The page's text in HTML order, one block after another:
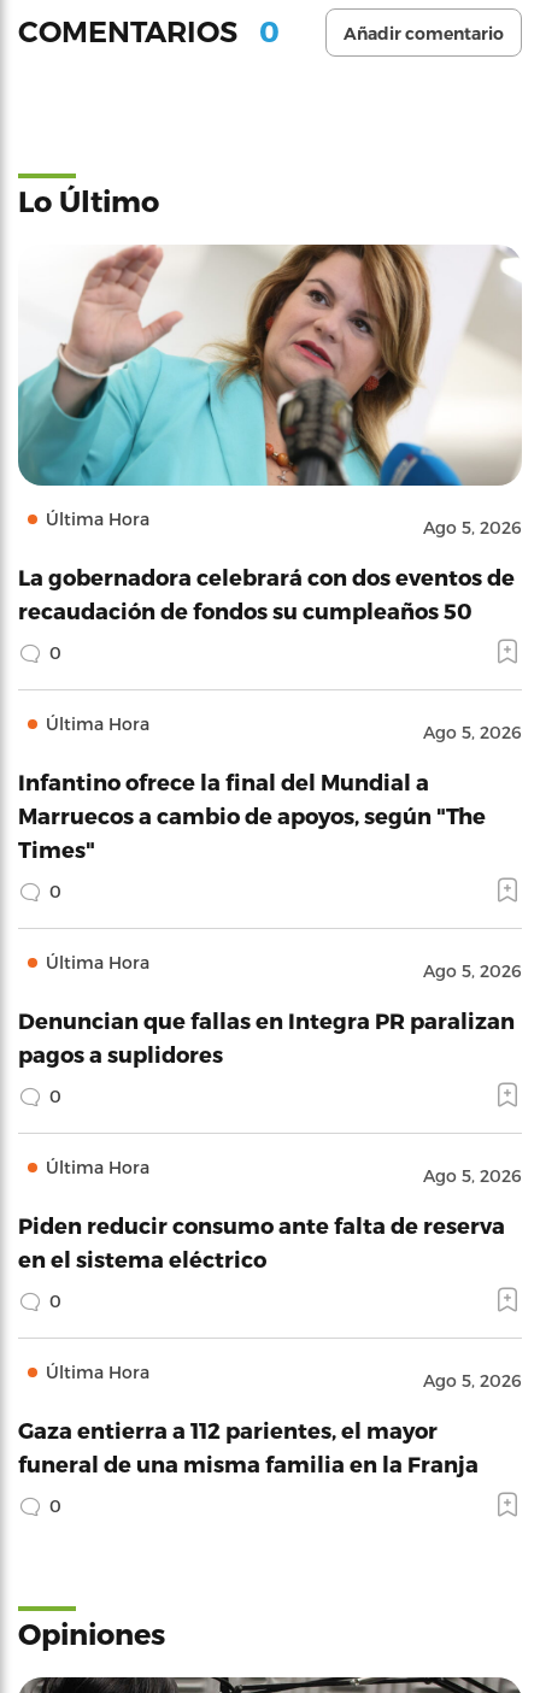
COMENTARIOS 0 Añadir comentario
Lo Último
Última Hora Ago 5, 2026
La gobernadora celebrará con dos eventos de
recaudación de fondos su cumpleaños 50
0
Última Hora Ago 5, 2026
Infantino ofrece la final del Mundial a
Marruecos a cambio de apoyos, según "The
Times"
0
Última Hora Ago 5, 2026
Denuncian que fallas en Integra PR paralizan
pagos a suplidores
0
Última Hora Ago 5, 2026
Piden reducir consumo ante falta de reserva
en el sistema eléctrico
0
Última Hora Ago 5, 2026
Gaza entierra a 112 parientes, el mayor
funeral de una misma familia en la Franja
0
Opiniones